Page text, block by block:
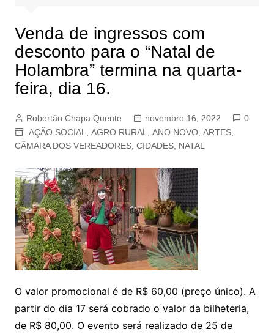
Venda de ingressos com
desconto para o “Natal de
Holambra” termina na quarta-
feira, dia 16.
Robertão Chapa Quente novembro 16, 2022
0
AÇÃO SOCIAL
AGRO RURAL ANO NOVO, ARTES,
CÂMARA DOS VEREADORES, CIDADES, NATAL
O valor promocional é de R$ 60,00 (preço único). A
partir do dia 17 será cobrado o valor da bilheteria,
de R$ 80,00. O evento será realizado de 25 de